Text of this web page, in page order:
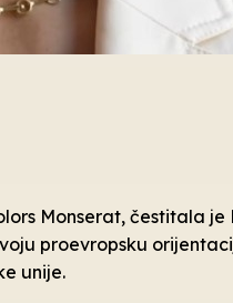
Monserat, čestitala je
proevropsku
unije.